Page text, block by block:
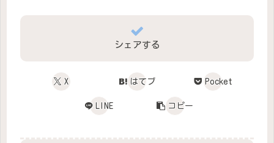
シェアする
X はてブ Pocket
LINE コピー